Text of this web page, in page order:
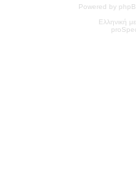
Powered by
Ελληνική
pro